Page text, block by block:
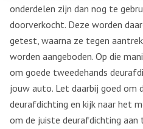
onderdelen zijn dan nog te
doorverkocht. Deze worden
getest, waarna ze tegen
worden aangeboden. Op die
om goede tweedehands
jouw auto. Let daarbij goed om
deurafdichting en kijk naar het
om de juiste deurafdichting